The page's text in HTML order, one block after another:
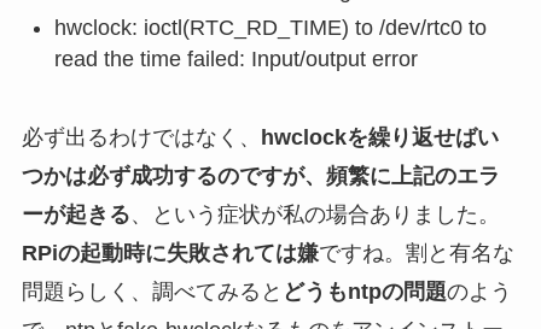
hwclock: ioctl(RTC_RD_TIME) to /dev/rtc0 to
read the time failed: Input/output error
必ず出るわけではなく、 hwclockを繰り返せばい
つかは必ず成功するのですが、頻繁に上記のエラ
ーが起きる、という症状が私の場合ありました。
RPiの起動時に失敗されては嫌ですね。割と有名な
問題らしく、調べてみると どうもntpの問題のよう